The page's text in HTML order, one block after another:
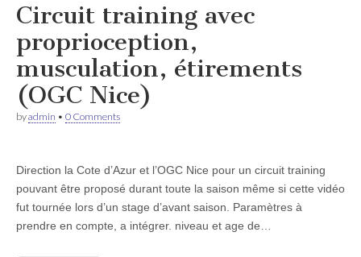
Circuit training avec
proprioception,
musculation, étirements
(OGC Nice)
byadmin • 0 Comments
Direction la Cote d’Azur et l’OGC Nice pour un circuit training
pouvant être proposé durant toute la saison même si cette vidéo
fut tournée lors d’un stage d’avant saison. Paramètres à
prendre en compte, a intégrer. niveau et age de…